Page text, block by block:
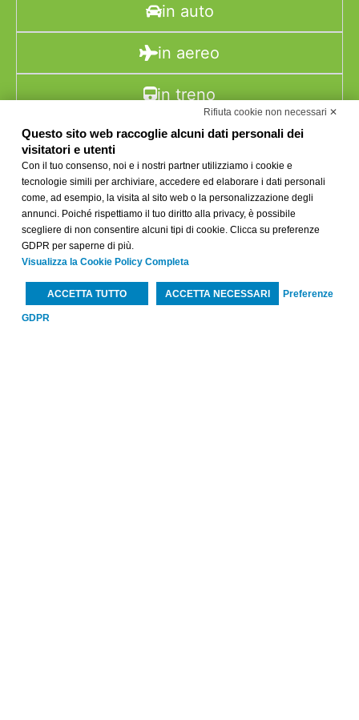
in auto
in aereo
in treno
DATI SOCIETARI
Galileo Project SRL. – P. IVA: 03860300288
Via Venezia, 30 – 35131 – Padova (PD)
Capitale sociale: 50000 i.v. – Registro imprese Padova
Rifiuta cookie non necessari ✕
Questo sito web raccoglie alcuni dati personali dei
visitatori e utenti
Con il tuo consenso, noi e i nostri partner utilizziamo i cookie e
tecnologie simili per archiviare, accedere ed elaborare i dati personali
come, ad esempio, la visita al sito web o la personalizzazione degli
annunci. Poiché rispettiamo il tuo diritto alla privacy, è possibile
scegliere di non consentire alcuni tipi di cookie. Clicca su preferenze
GDPR per saperne di più.
Visualizza la Cookie Policy Completa
ACCETTA TUTTO ACCETTA NECESSARI Preferenze
GDPR